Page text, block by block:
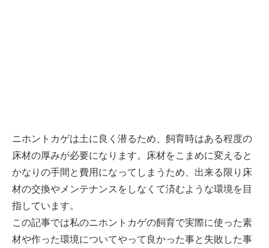
ニホントカゲは土に良く潜るため、飼育時はある程度の
床材の厚みが必要になります。床材をこまめに変えると
かなりの手間と費用になってしまうため、出来る限り床
材の交換やメンテナンスをしなくて済むような環境を目
指しています。
この記事では私のニホントカゲの飼育で実際に使った素
材や作った環境についてやって良かった事と失敗した事